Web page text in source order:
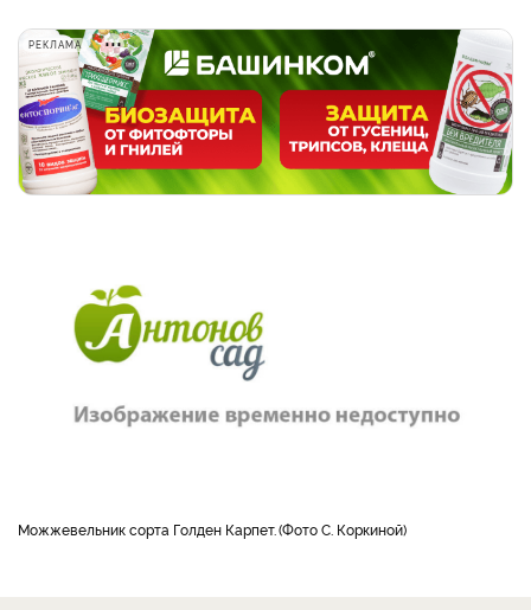
РЕКЛАМА
можжевельник сорта Голден Карпет. Фото С. Коркиной